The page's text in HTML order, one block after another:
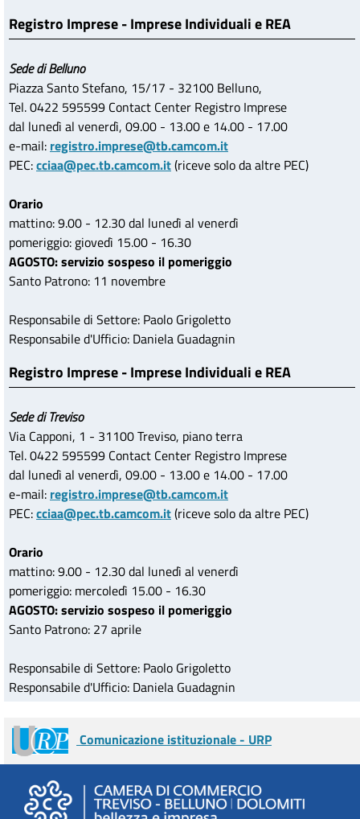
Registro Imprese - Imprese Individuali e REA
Sede di Belluno
Piazza Santo Stefano, 15/17 - 32100 Belluno,
Tel. 0422 595599 Contact Center Registro Imprese
dal lunedì al venerdì, 09.00 - 13.00 e 14.00 - 17.00
e-mail: registro.imprese@tb.camcom.it
PEC:cciaa@pec.tb.camcom.it(riceve solo da altre PEC)
Orario
mattino: 9.00 - 12.30 dal lunedì al venerdì
pomeriggio: giovedì 15.00 - 16.30
AGOSTO: servizio sospeso il pomeriggio
Santo Patrono: 11 novembre
Responsabile di Settore: Paolo Grigoletto
Responsabile d'Ufficio: Daniela Guadagnin
Registro Imprese - Imprese Individuali e REA
Sede di Treviso
Via Capponi, 1 - 31100 Treviso, piano terra
Tel. 0422 595599 Contact Center Registro Imprese
dal lunedì al venerdì, 09.00 - 13.00 e 14.00 - 17.00
e-mail: registro.imprese@tb.camcom.it
PEC:cciaa@pec.tb.camcom.it(riceve solo da altre PEC)
Orario
mattino: 9.00 - 12.30 dal lunedì al venerdì
pomeriggio: mercoledì 15.00 - 16.30
AGOSTO: servizio sospeso il pomeriggio
Santo Patrono: 27 aprile
Responsabile di Settore: Paolo Grigoletto
Responsabile d'Ufficio: Daniela Guadagnin
Comunicazione istituzionale - URP